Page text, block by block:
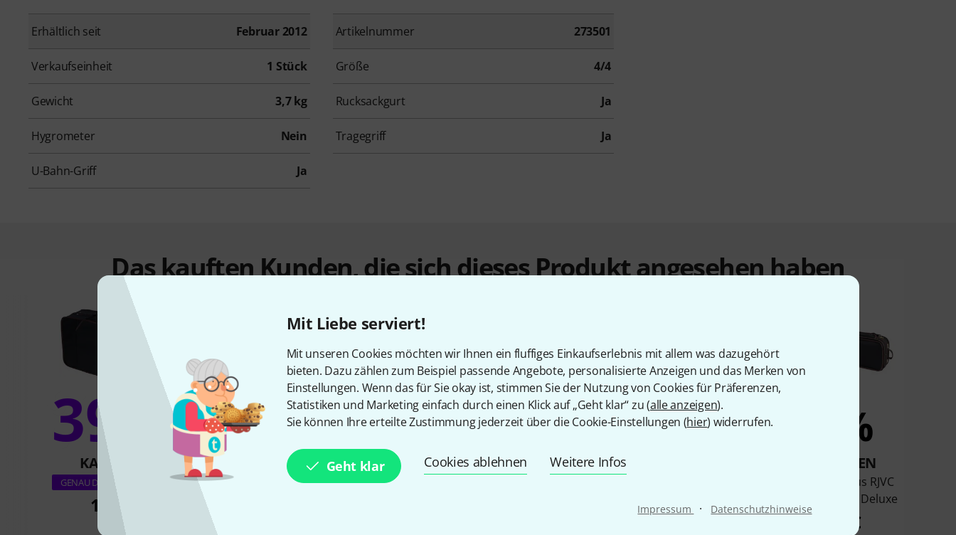
Mit Liebe serviert!
Mit unseren Cookies möchten wir Ihnen ein fluffiges Einkaufserlebnis mit allem was dazugehört
bieten. Dazu zählen zum Beispiel passende Angebote, personalisierte Anzeigen und das Merken von
Einstellungen. Wenn das für Sie okay ist, stimmen Sie der Nutzung von Cookies für Präferenzen,
Statistiken und Marketing einfach durch einen Klick auf „Geht klar“ zu (alle anzeigen).
Sie können Ihre erteilte Zustimmung jederzeit über die Cookie-Einstellungen (hier) widerrufen.
Geht klar Cookies ablehnen Weitere Infos
Impressum · Datenschutzhinweise
Erhältlich seit Februar 2012 Artikelnummer 273501
Verkaufseinheit 1 Stück Größe 4/4
Gewicht 3,7 kg Rucksackgurt Ja
Hygrometer Nein Tragegriff Ja
U-Bahn-Griff Ja
Das kauften Kunden, die sich dieses Produkt angesehen haben
39%
KAUFTEN
GENAU DIESES PRODUKT
169 €
11%
KAUFTEN
Roth & Junius RJVC Double
5%
KAUFTEN
5%
44 €
4%
KAUFTEN
Roth & Junius RJVC
Professional Deluxe
69 €